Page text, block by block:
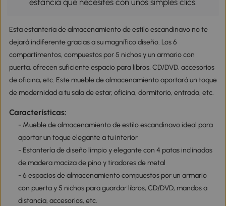
estancia que necesites con unos simples clics.
Esta estantería de almacenamiento de estilo escandinavo no te
dejará indiferente gracias a su magnífico diseño. Los 6
compartimentos, compuestos por 5 nichos y un armario con
puerta, ofrecen suficiente espacio para libros, CD/DVD, accesorios
de oficina, etc. Este mueble de almacenamiento aportará un toque
de modernidad a tu sala de estar, oficina, dormitorio, entrada, etc.
Características:
- Mueble de almacenamiento de estilo escandinavo ideal para
aportar un toque elegante a tu interior
- Estantería de diseño limpio y elegante con 4 patas inclinadas
de madera maciza de pino y tiradores de metal
- 6 espacios de almacenamiento compuestos por un armario
con puerta y 5 nichos para guardar libros, CD/DVD, mandos a
distancia, accesorios, etc.